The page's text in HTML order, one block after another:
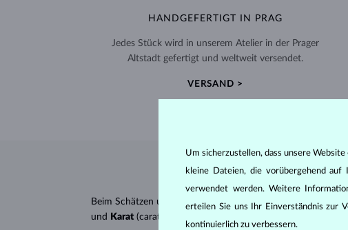
HANDGEFERTIGT IN PRAG
Jedes Stück wird in unserem Atelier in der Prager
Altstadt gefertigt und weltweit versendet.
VERSAND >
Beim Schätzen und Zertifizieren von Diamanten werden
und
Karat (carat). All diese Eigenschaften haben einen
Um sicherzustellen, dass unsere
kleine Dateien, die vorübergehend auf
verwendet werden. Weitere
erteilen Sie uns Ihr Einverständnis zur
kontinuierlich zu verbessern.